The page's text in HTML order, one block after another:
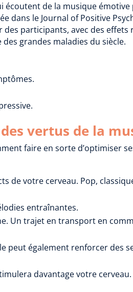
écoutent de la musique émotive
dans le Journal of Positive
participants, avec des effets
grandes maladies du siècle.
vertus de la
faire en sorte d’optimiser
de votre cerveau. Pop,
entraînantes.
Un trajet en transport en
peut également renforcer des
davantage votre cerveau.